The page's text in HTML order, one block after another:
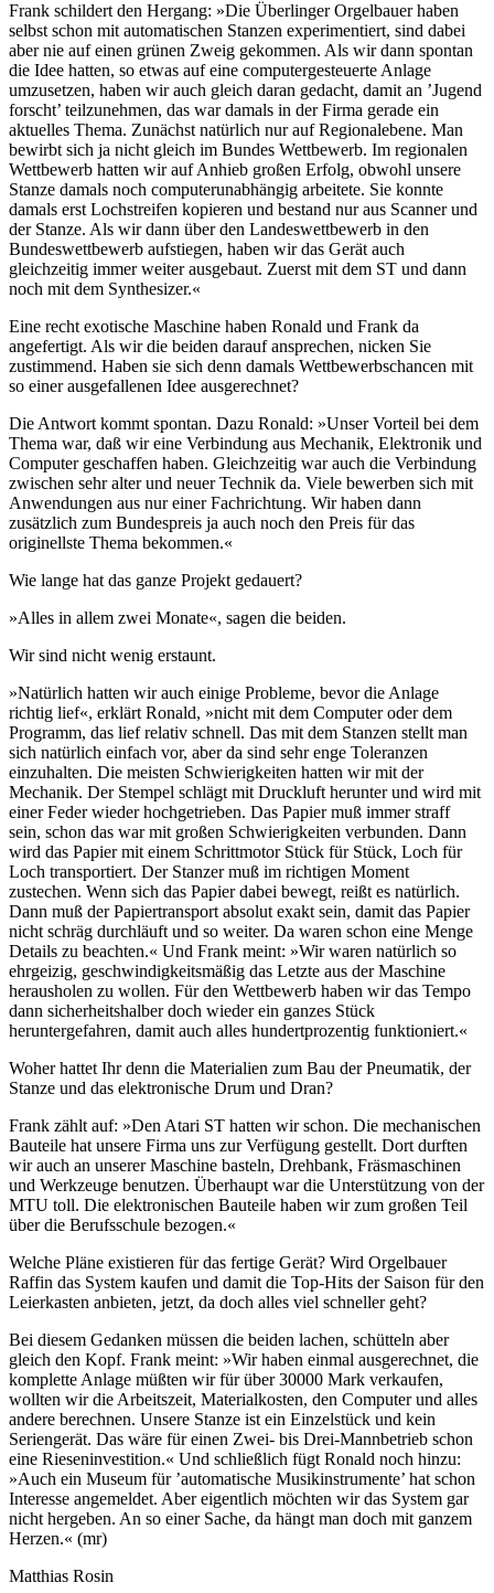
Frank schildert den Hergang: »Die Überlinger Orgelbauer haben
selbst schon mit automatischen Stanzen experimentiert, sind dabei
aber nie auf einen grünen Zweig gekommen. Als wir dann spontan
die Idee hatten, so etwas auf eine computergesteuerte Anlage
umzusetzen, haben wir auch gleich daran gedacht, damit an ’Jugend
forscht’ teilzunehmen, das war damals in der Firma gerade ein
aktuelles Thema. Zunächst natürlich nur auf Regionalebene. Man
bewirbt sich ja nicht gleich im Bundes Wettbewerb. Im regionalen
Wettbewerb hatten wir auf Anhieb großen Erfolg, obwohl unsere
Stanze damals noch computerunabhängig arbeitete. Sie konnte
damals erst Lochstreifen kopieren und bestand nur aus Scanner und
der Stanze. Als wir dann über den Landeswettbewerb in den
Bundeswettbewerb aufstiegen, haben wir das Gerät auch
gleichzeitig immer weiter ausgebaut. Zuerst mit dem ST und dann
noch mit dem Synthesizer.«
Eine recht exotische Maschine haben Ronald und Frank da
angefertigt. Als wir die beiden darauf ansprechen, nicken Sie
zustimmend. Haben sie sich denn damals Wettbewerbschancen mit
so einer ausgefallenen Idee ausgerechnet?
Die Antwort kommt spontan. Dazu Ronald: »Unser Vorteil bei dem
Thema war, daß wir eine Verbindung aus Mechanik, Elektronik und
Computer geschaffen haben. Gleichzeitig war auch die Verbindung
zwischen sehr alter und neuer Technik da. Viele bewerben sich mit
Anwendungen aus nur einer Fachrichtung. Wir haben dann
zusätzlich zum Bundespreis ja auch noch den Preis für das
originellste Thema bekommen.«
Wie lange hat das ganze Projekt gedauert?
»Alles in allem zwei Monate«, sagen die beiden.
Wir sind nicht wenig erstaunt.
»Natürlich hatten wir auch einige Probleme, bevor die Anlage
richtig lief«, erklärt Ronald, »nicht mit dem Computer oder dem
Programm, das lief relativ schnell. Das mit dem Stanzen stellt man
sich natürlich einfach vor, aber da sind sehr enge Toleranzen
einzuhalten. Die meisten Schwierigkeiten hatten wir mit der
Mechanik. Der Stempel schlägt mit Druckluft herunter und wird mit
einer Feder wieder hochgetrieben. Das Papier muß immer straff
sein, schon das war mit großen Schwierigkeiten verbunden. Dann
wird das Papier mit einem Schrittmotor Stück für Stück, Loch für
Loch transportiert. Der Stanzer muß im richtigen Moment
zustechen. Wenn sich das Papier dabei bewegt, reißt es natürlich.
Dann muß der Papiertransport absolut exakt sein, damit das Papier
nicht schräg durchläuft und so weiter. Da waren schon eine Menge
Details zu beachten.« Und Frank meint: »Wir waren natürlich so
ehrgeizig, geschwindigkeitsmäßig das Letzte aus der Maschine
herausholen zu wollen. Für den Wettbewerb haben wir das Tempo
dann sicherheitshalber doch wieder ein ganzes Stück
heruntergefahren, damit auch alles hundertprozentig funktioniert.«
Woher hattet Ihr denn die Materialien zum Bau der Pneumatik, der
Stanze und das elektronische Drum und Dran?
Frank zählt auf: »Den Atari ST hatten wir schon. Die mechanischen
Bauteile hat unsere Firma uns zur Verfügung gestellt. Dort durften
wir auch an unserer Maschine basteln, Drehbank, Fräsmaschinen
und Werkzeuge benutzen. Überhaupt war die Unterstützung von der
MTU toll. Die elektronischen Bauteile haben wir zum großen Teil
über die Berufsschule bezogen.«
Welche Pläne existieren für das fertige Gerät? Wird Orgelbauer
Raffin das System kaufen und damit die Top-Hits der Saison für den
Leierkasten anbieten, jetzt, da doch alles viel schneller geht?
Bei diesem Gedanken müssen die beiden lachen, schütteln aber
gleich den Kopf. Frank meint: »Wir haben einmal ausgerechnet, die
komplette Anlage müßten wir für über 30000 Mark verkaufen,
wollten wir die Arbeitszeit, Materialkosten, den Computer und alles
andere berechnen. Unsere Stanze ist ein Einzelstück und kein
Seriengerät. Das wäre für einen Zwei- bis Drei-Mannbetrieb schon
eine Rieseninvestition.« Und schließlich fügt Ronald noch hinzu:
»Auch ein Museum für ’automatische Musikinstrumente’ hat schon
Interesse angemeldet. Aber eigentlich möchten wir das System gar
nicht hergeben. An so einer Sache, da hängt man doch mit ganzem
Herzen.« (mr)
Matthias Rosin